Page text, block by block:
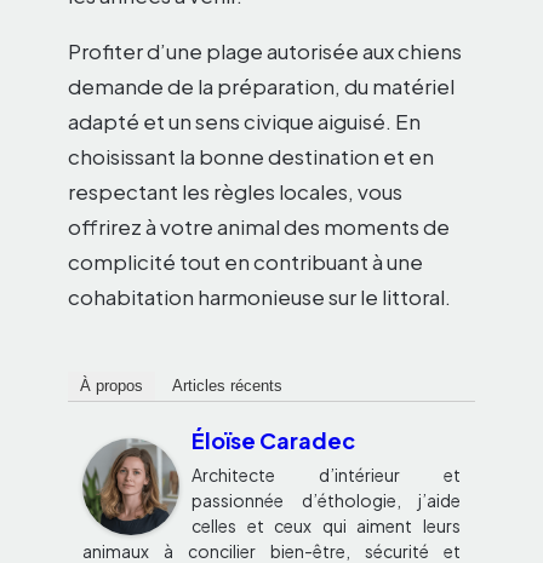
Profiter d’une plage autorisée aux chiens
demande de la préparation, du matériel
adapté et un sens civique aiguisé. En
choisissant la bonne destination et en
respectant les règles locales, vous
offrirez à votre animal des moments de
complicité tout en contribuant à une
cohabitation harmonieuse sur le littoral.
À propos Articles récents
Éloïse Caradec
Architecte d’intérieur et
passionnée d’éthologie, j’aide
celles et ceux qui aiment leurs
animaux à concilier bien-être, sécurité et